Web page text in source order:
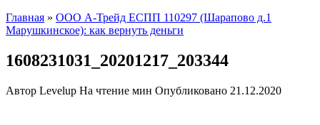
Главная » ООО А-Трейд ЕСПП 110297 (Шарапово д.1
Марушкинское): как вернуть деньги
1608231031_20201217_203344
Автор Levelup На чтение мин Опубликовано 21.12.2020